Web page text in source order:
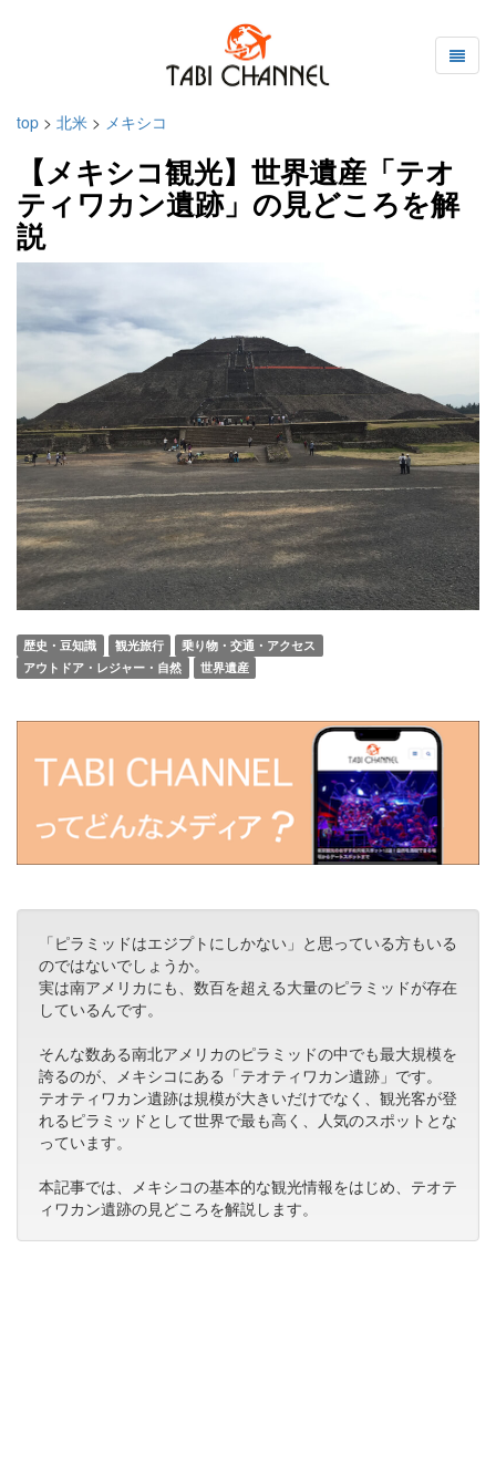
top > 北米 > メキシコ
【メキシコ観光】世界遺産「テオ
ティワカン遺跡」の見どころを解
説
歴史・豆知識 観光旅行
乗り物・交通・アクセス
アウトドア・レジャー・自然
世界遺産
「ピラミッドはエジプトにしかない」と思っている方もいる
のではないでしょうか。
実は南アメリカにも、数百を超える大量のピラミッドが存在
しているんです。
そんな数ある南北アメリカのピラミッドの中でも最大規模を
誇るのが、メキシコにある「テオティワカン遺跡」です。
テオティワカン遺跡は規模が大きいだけでなく、観光客が登
れるピラミッドとして世界で最も高く、人気のスポットとな
っています。
本記事では、メキシコの基本的な観光情報をはじめ、テオテ
ィワカン遺跡の見どころを解説します。